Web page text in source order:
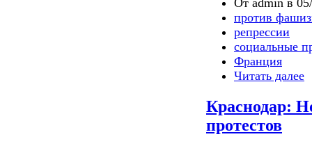
против
репрессии
социальные
Франция
Читать далее
Краснодар:
протестов